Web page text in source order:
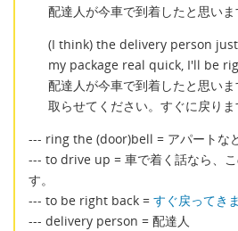
配達人が今車で到着したと思いま
(I think) the delivery person
my package real quick, I'll be
配達人が今車で到着したと思い
取らせてください。すぐに戻りま
--- ring the (door)bell = アパートな
--- to drive up = 車で着く話なら、
す。
--- to be right back = すぐ戻ってきま
--- delivery person = 配達人